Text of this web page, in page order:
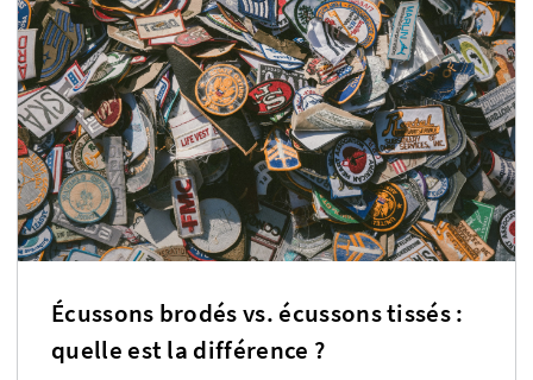
Écussons brodés vs. écussons tissés :
quelle est la différence ?